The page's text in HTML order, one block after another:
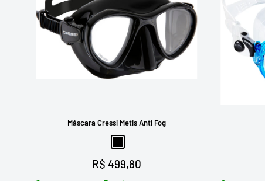
Máscara Cressi Metis Anti Fog
Preço
promocional
R$ 499,80